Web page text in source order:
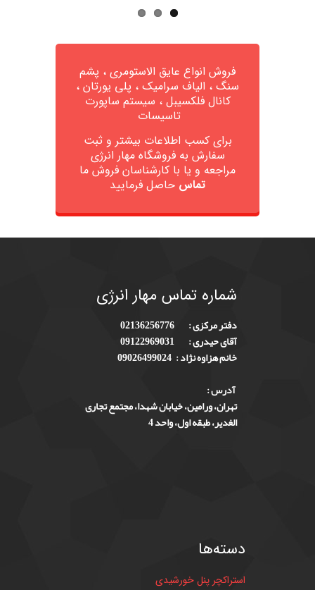
فروش انواع عایق الاستومری ، پشم
سنگ ، الیاف سرامیک ، پلی یورتان ،
کانال فلکسیبل ، سیستم ساپورت
تاسیسات
برای کسب اطلاعات بیشتر و ثبت
سفارش بهفروشگاه مهار انرژی
مراجعه و یا با کارشناسان فروش ما
تماس حاصل فرمایید
شماره تماس مهار انرژی
دفتر مرکزی : 02136256776
آقای حیدری :
خانم هزاوه نژاد :
آدرس :
تهران، ورامین، خیابان شهدا، مجتمع تجاری
الغدیر، طبقه اول، واحد 4
دسته‌ها
استراکچر پنل خورشیدی